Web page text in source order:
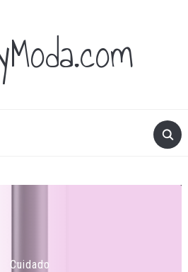
Cuidado